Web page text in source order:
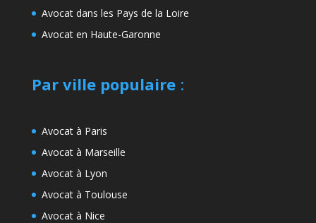
Avocat dans les Pays de la Loire
Avocat en Haute-Garonne
Par ville populaire:
Avocat à Paris
Avocat à Marseille
Avocat à Lyon
Avocat à Toulouse
Avocat à Nice